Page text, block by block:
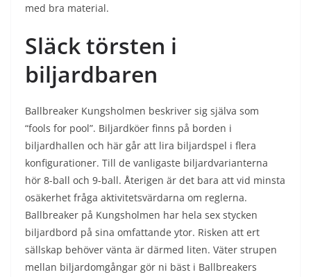
med bra material.
Släck törsten i
biljardbaren
Ballbreaker Kungsholmen beskriver sig själva som
“fools for pool”. Biljardköer finns på borden i
biljardhallen och här går att lira biljardspel i flera
konfigurationer. Till de vanligaste biljardvarianterna
hör 8-ball och 9-ball. Återigen är det bara att vid minsta
osäkerhet fråga aktivitetsvärdarna om reglerna.
Ballbreaker på Kungsholmen har hela sex stycken
biljardbord på sina omfattande ytor. Risken att ert
sällskap behöver vänta är därmed liten. Väter strupen
mellan biljardomgångar gör ni bäst i Ballbreakers